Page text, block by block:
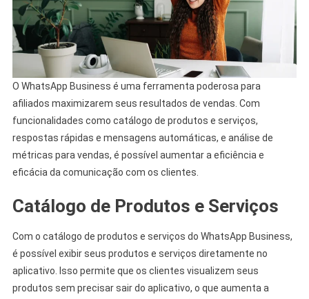
O WhatsApp Business é uma ferramenta poderosa para
afiliados maximizarem seus resultados de vendas. Com
funcionalidades como catálogo de produtos e serviços,
respostas rápidas e mensagens automáticas, e análise de
métricas para vendas, é possível aumentar a eficiência e
eficácia da comunicação com os clientes.
Catálogo de Produtos e Serviços
Com o catálogo de produtos e serviços do WhatsApp Business,
é possível exibir seus produtos e serviços diretamente no
aplicativo. Isso permite que os clientes visualizem seus
produtos sem precisar sair do aplicativo, o que aumenta a